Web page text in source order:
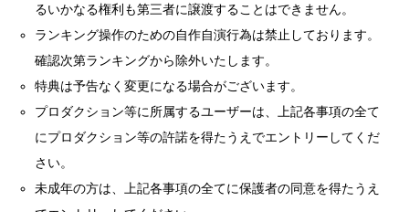
るいかなる権利も第三者に譲渡することはできません。
ランキング操作のための自作自演行為は禁止しております。
確認次第ランキングから除外いたします。
特典は予告なく変更になる場合がございます。
プロダクション等に所属するユーザーは、上記各事項の全て
にプロダクション等の許諾を得たうえでエントリーしてくだ
さい。
未成年の方は、上記各事項の全てに保護者の同意を得たうえ